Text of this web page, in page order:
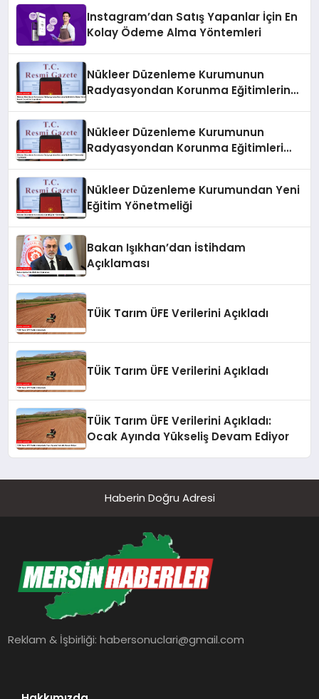
Instagram’dan Satış Yapanlar İçin En
Kolay Ödeme Alma Yöntemleri
Nükleer Düzenleme Kurumunun
Radyasyondan Korunma Eğitimlerine
Nükleer Düzenleme Kurumunun
Radyasyondan Korunma Eğitimleri
Nükleer Düzenleme Kurumundan Yeni
Eğitim Yönetmeliği
Bakan Işıkhan’dan İstihdam
Açıklaması
TÜİK Tarım ÜFE Verilerini Açıkladı
TÜİK Tarım ÜFE Verilerini Açıkladı
TÜİK Tarım ÜFE Verilerini Açıkladı:
Ocak Ayında Yükseliş Devam Ediyor
Haberin Doğru Adresi
Reklam & İşbirliği:habersonuclari@gmail.com